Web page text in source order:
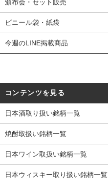
頒布会・セット販売
ビニール袋・紙袋
今週のLINE掲載商品
コンテンツを見る
日本酒取り扱い銘柄一覧
焼酎取扱い銘柄一覧
日本ワイン取扱い銘柄一覧
日本ウィスキー取り扱い銘柄一覧